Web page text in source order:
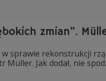
zmian".
sprawie rekonstrukcji
Jak dodał, nie